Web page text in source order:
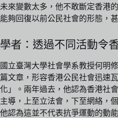
未來變數太多，他不敢斷定香港
能夠回復以前公民社會的形態，
學者：透過不同活動令
國立臺灣大學社會學系教授何明
篇文章，形容香港公民社會迅速
化」。兩年過去，他認為香港社
主導，上至立法會，下至網絡，
他認為這並不代表抗爭運動的動